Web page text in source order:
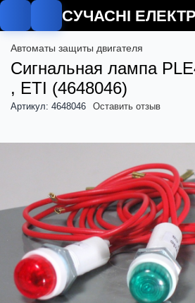
Автоматы защиты двигателя
Сигнальная лампа
, ETI (4648046)
Артикул: 4648046 Оставить отзыв